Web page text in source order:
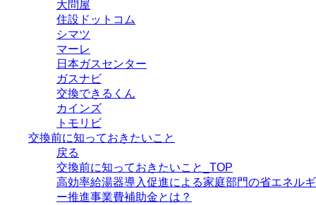
大問屋
住設ドットコム
シマツ
マーレ
日本ガスセンター
ガスナビ
交換できるくん
カインズ
トモリビ
交換前に知っておきたいこと
戻る
交換前に知っておきたいこと_TOP
高効率給湯器導入促進による家庭部門の省エネルギ
ー推進事業費補助金とは？